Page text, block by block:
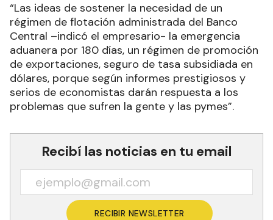
“Las ideas de sostener la necesidad de un
régimen de flotación administrada del Banco
Central –indicó el empresario- la emergencia
aduanera por 180 días, un régimen de promoción
de exportaciones, seguro de tasa subsidiada en
dólares, porque según informes prestigiosos y
serios de economistas darán respuesta a los
problemas que sufren la gente y las pymes”.
Recibí las noticias en tu email
RECIBIR NEWSLETTER